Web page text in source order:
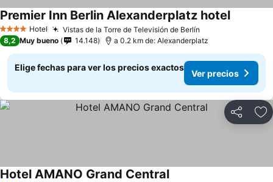
4 EstrellasHotel Vistas de la Torre de Televisión de Berlín
Premier Inn Berlin Alexanderplatz hotel
8,2 Muy bueno 14.148 a 0.2 km de: Alexanderplatz
Elige fechas para ver los precios exactos
Ver precios
Compartir
Hotel AMANO Grand Central